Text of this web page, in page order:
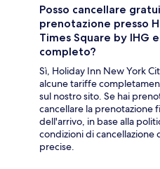
Posso cancellare
prenotazione presso
Times Square by IHG
completo?
Sì, Holiday Inn New York
alcune tariffe
sul nostro sito. Se hai
cancellare la prenotazione
dell'arrivo, in base alla
condizioni di
precise.